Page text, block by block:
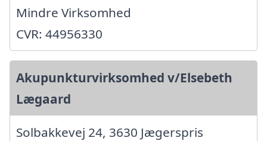
Mindre Virksomhed
CVR: 44956330
Akupunkturvirksomhed v/Elsebeth
Lægaard
Solbakkevej 24, 3630 Jægerspris